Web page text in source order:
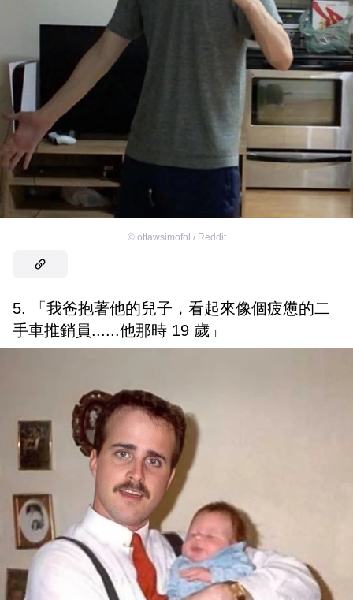
© ottawsimofol / Reddit
5. 「我爸抱著他的兒子，看起來像個疲憊的二
手車推銷員......他那時 19 歲」